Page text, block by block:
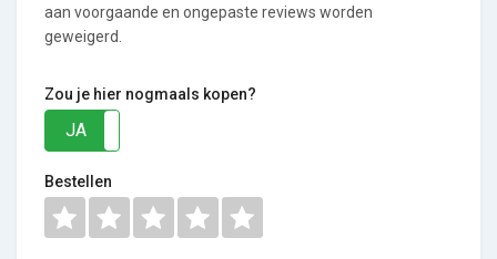
aan voorgaande en ongepaste reviews worden
geweigerd.
Zou je hier nogmaals kopen?
JA
Bestellen